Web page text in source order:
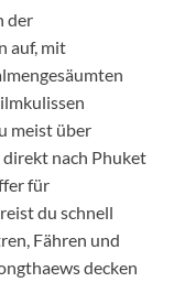
der
auf, mit
meist über
direkt nach Phuket
für
du schnell
Fähren und
decken